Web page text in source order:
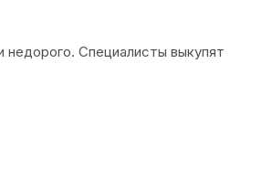
Специалисты выкупят